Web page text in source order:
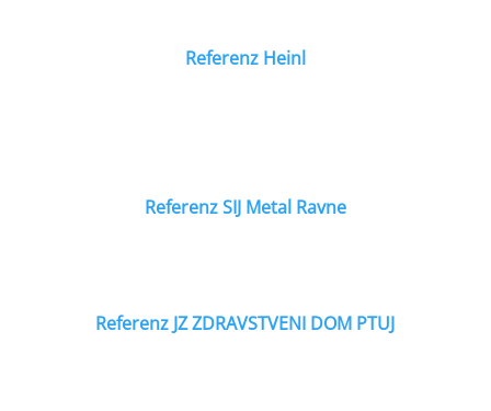
Referenz Heinl
Referenz SIJ Metal Ravne
Referenz JZ ZDRAVSTVENI DOM PTUJ